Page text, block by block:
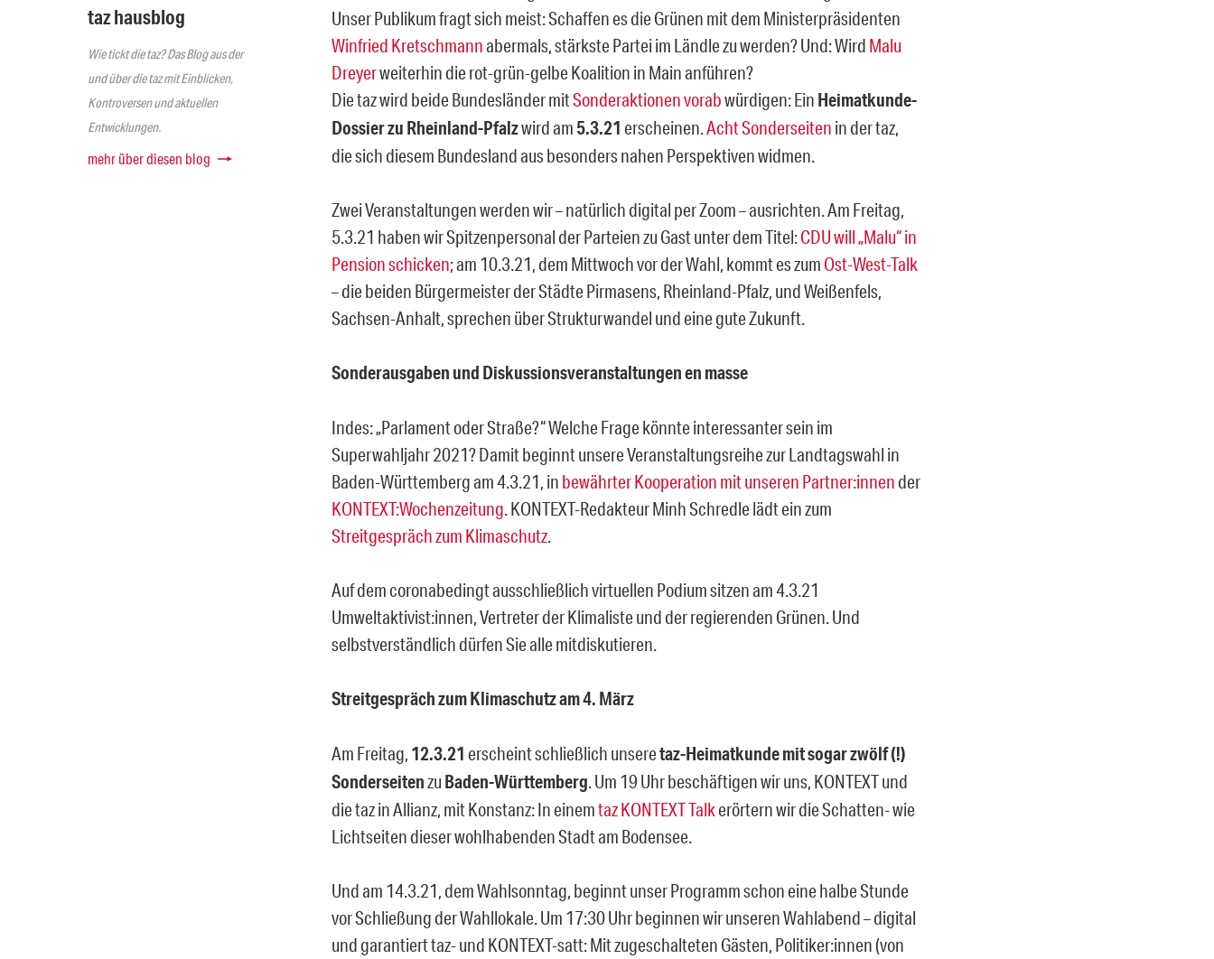
taz hausblog
Wie tickt die taz? Das Blog aus der
und über die taz mit Einblicken,
Kontroversen und aktuellen
Entwicklungen.
mehr über diesen blog
Unser Publikum fragt sich meist: Schaffen es die Grünen mit dem Ministerpräsidenten
Winfried Kretschmannabermals, stärkste Partei im Ländle zu werden? Und: Wird Malu
Dreyerweiterhin die rot-grün-gelbe Koalition in Main anführen?
Die taz wird beide Bundesländer mitSonderaktionen vorabwürdigen: Ein Heimatkunde-
Dossier zu Rheinland-Pfalzwird am 5.3.21 erscheinen.Acht Sonderseiten in der taz,
die sich diesem Bundesland aus besonders nahen Perspektiven widmen.
Zwei Veranstaltungen werden wir – natürlich digital per Zoom – ausrichten. Am Freitag,
5.3.21 haben wir Spitzenpersonal der Parteien zu Gast unter dem Titel:CDU will „Malu“ in
Pension schicken; am 10.3.21, dem Mittwoch vor der Wahl, kommt es zum Ost-West-Talk
– die beiden Bürgermeister der Städte Pirmasens, Rheinland-Pfalz, und Weißenfels,
Sachsen-Anhalt, sprechen über Strukturwandel und eine gute Zukunft.
Sonderausgaben und Diskussionsveranstaltungen en masse
Indes: „Parlament oder Straße?“ Welche Frage könnte interessanter sein im
Superwahljahr 2021? Damit beginnt unsere Veranstaltungsreihe zur Landtagswahl in
Baden-Württemberg am 4.3.21, in bewährter Kooperation mit unseren Partner:innender
KONTEXT:Wochenzeitung. KONTEXT-Redakteur Minh Schredle lädt ein zum
Streitgespräch zum Klimaschutz.
Auf dem coronabedingt ausschließlich virtuellen Podium sitzen am 4.3.21
Umweltaktivist:innen, Vertreter der Klimaliste und der regierenden Grünen. Und
selbstverständlich dürfen Sie alle mitdiskutieren.
Streitgespräch zum Klimaschutz am 4. März
Am Freitag, 12.3.21 erscheint schließlich unseretaz-Heimatkunde mit sogar zwölf (!)
Sonderseitenzu Baden-Württemberg. Um 19 Uhr beschäftigen wir uns, KONTEXT und
die taz in Allianz, mit Konstanz: In einemtaz KONTEXT Talkerörtern wir die Schatten- wie
Lichtseiten dieser wohlhabenden Stadt am Bodensee.
Und am 14.3.21, dem Wahlsonntag, beginnt unser Programm schon eine halbe Stunde
vor Schließung der Wahllokale. Um 17:30 Uhr beginnen wir unseren Wahlabend – digital
und garantiert taz- und KONTEXT-satt: Mit zugeschalteten Gästen, Politiker:innen (von